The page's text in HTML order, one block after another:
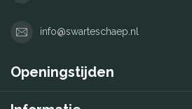
info@swarteschaep.nl
Openingstijden